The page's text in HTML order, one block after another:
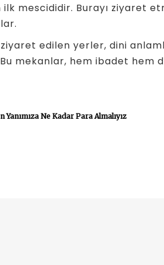
ilk mescididir. Burayı ziyaret
ziyaret edilen yerler, dini
mekanlar, hem ibadet hem
Ne Kadar Para Almalıyız